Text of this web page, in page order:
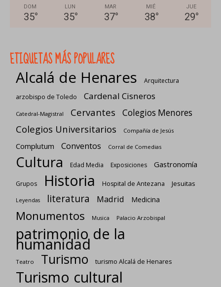
DOM
35°
LUN
35°
MAR
37°
MIÉ
38°
JUE
29°
ETIQUETAS MÁS POPULARES
Alcalá de Henares
Arquitectura
arzobispo de Toledo
Cardenal Cisneros
Catedral-Magistral Cervantes Colegios Menores
Colegios Universitarios Compañía de Jesús
Complutum Conventos Corral de Comedias
Cultura Edad Media Exposiciones Gastronomía
Grupos Historia Hospital de Antezana Jesuitas
Leyendas literatura Madrid Medicina
Monumentos Musica Palacio Arzobispal
patrimonio de la
humanidad
Teatro Turismo turismo Alcalá de Henares
Turismo cultural